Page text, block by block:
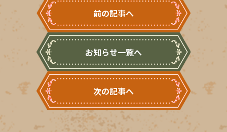
前の記事へ
お知らせ一覧へ
次の記事へ